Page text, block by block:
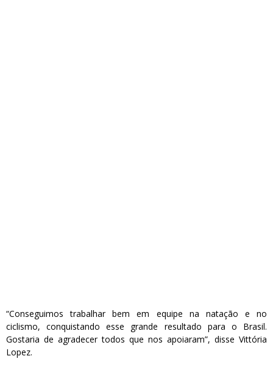
“Conseguimos trabalhar bem em equipe na natação e no
ciclismo, conquistando esse grande resultado para o Brasil.
Gostaria de agradecer todos que nos apoiaram”, disse Vittória
Lopez.